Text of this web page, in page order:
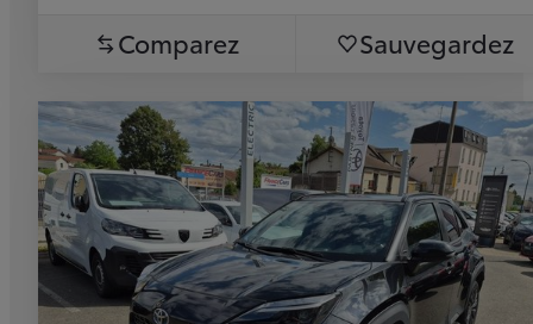
Comparez Sauvegardez